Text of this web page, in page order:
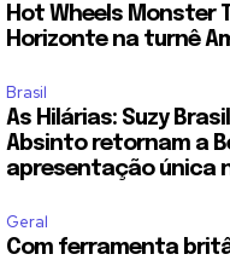
Hot Wheels Monster
Horizonte na turnê
Brasil
As Hilárias: Suzy
Absinto retornam a
apresentação única
Geral
Com ferramenta